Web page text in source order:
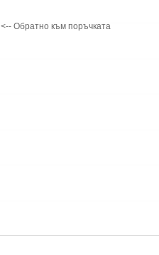
<-- Обратно към поръчката